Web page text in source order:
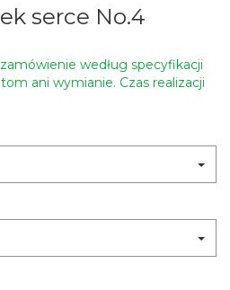
serce No.4
według specyfikacji
ani wymianie. Czas realizacji